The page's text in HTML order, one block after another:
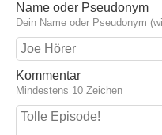
Name oder Pseudonym
Dein Name oder Pseudonym
Kommentar
Mindestens 10 Zeichen